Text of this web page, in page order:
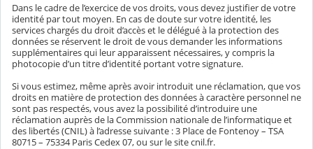
Dans le cadre de l’exercice de vos droits, vous devez justifier de votre
identité par tout moyen. En cas de doute sur votre identité, les
services chargés du droit d’accès et le délégué à la protection des
données se réservent le droit de vous demander les informations
supplémentaires qui leur apparaissent nécessaires, y compris la
photocopie d’un titre d’identité portant votre signature.
Si vous estimez, même après avoir introduit une réclamation, que vos
droits en matière de protection des données à caractère personnel ne
sont pas respectés, vous avez la possibilité d’introduire une
réclamation auprès de la Commission nationale de l’informatique et
des libertés (CNIL) à l’adresse suivante : 3 Place de Fontenoy – TSA
80715 – 75334 Paris Cedex 07, ou sur le site cnil.fr.